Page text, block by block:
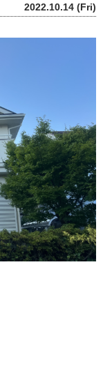
2022.10.14 (Fri)